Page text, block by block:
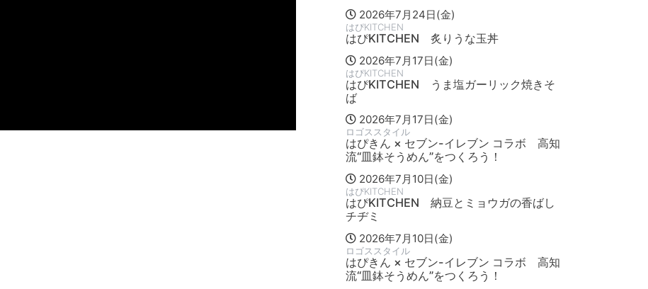
2026年7月24日(金)
はぴKITCHEN
はぴKITCHEN 炙りうな玉丼
2026年7月17日(金)
はぴKITCHEN
はぴKITCHEN うま塩ガーリック焼きそ
ば
2026年7月17日(金)
ロゴススタイル
はぴきん × セブン-イレブン コラボ 高知
流“皿鉢そうめん”をつくろう！
2026年7月10日(金)
はぴKITCHEN
はぴKITCHEN 納豆とミョウガの香ばし
チヂミ
2026年7月10日(金)
ロゴススタイル
はぴきん × セブン-イレブン コラボ 高知
流“皿鉢そうめん”をつくろう！